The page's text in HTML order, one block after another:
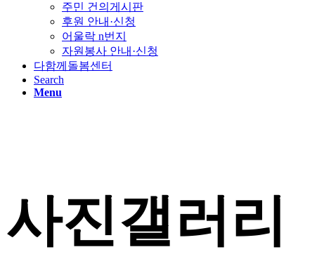
주민 건의게시판
후원 안내·신청
어울락 n번지
자원봉사 안내·신청
다함께돌봄센터
Search
Menu
사진갤러리